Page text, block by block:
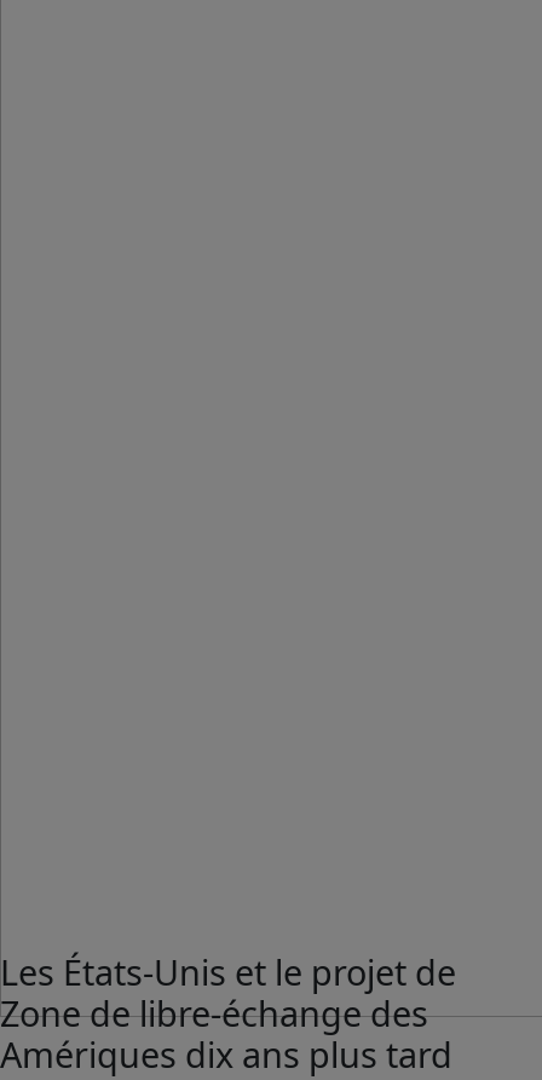
Les États-Unis et le projet de
Zone de libre-échange des
Amériques dix ans plus tard